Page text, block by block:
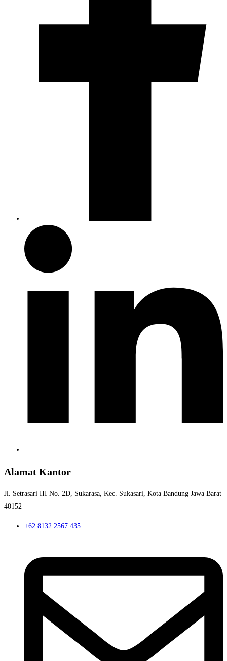
Alamat Kantor
Jl. Setrasari III No. 2D, Sukarasa, Kec. Sukasari, Kota Bandung Jawa Barat
40152
+62 8132 2567 435